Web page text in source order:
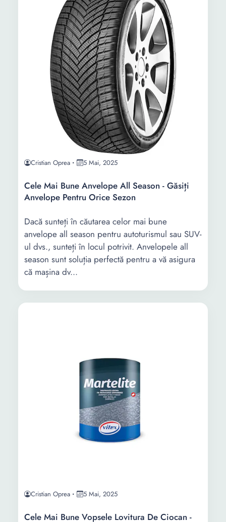
Cristian Oprea 5 Mai, 2025
Cele Mai Bune Anvelope All Season - Găsiți
Anvelope Pentru Orice Sezon
Dacă sunteți în căutarea celor mai bune
anvelope all season pentru autoturismul sau SUV-
ul dvs., sunteți în locul potrivit. Anvelopele all
season sunt soluția perfectă pentru a vă asigura
că mașina dv...
Cristian Oprea 5 Mai, 2025
Cele Mai Bune Vopsele Lovitura De Ciocan -